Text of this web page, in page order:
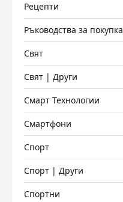
Рецепти
Ръководства за покупка
Свят
Свят | Други
Смарт Технологии
Смартфони
Спорт
Спорт | Други
Спортни